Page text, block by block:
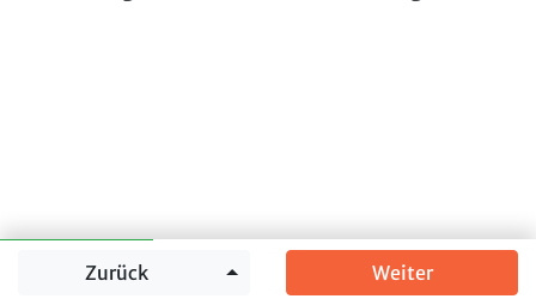
Zurück Springe zu Weiter